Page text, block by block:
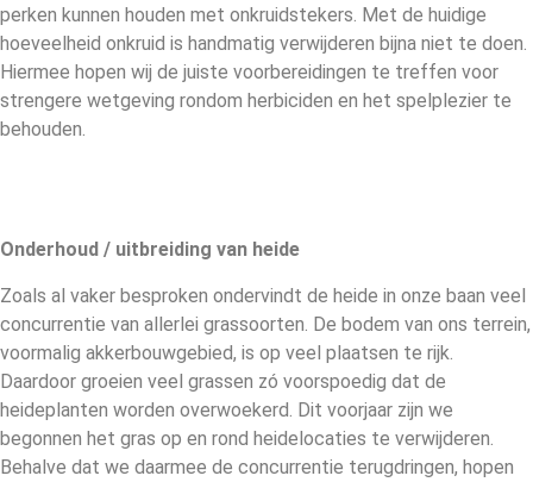
perken kunnen houden met onkruidstekers. Met de huidige
hoeveelheid onkruid is handmatig verwijderen bijna niet te doen.
Hiermee hopen wij de juiste voorbereidingen te treffen voor
strengere wetgeving rondom herbiciden en het spelplezier te
behouden.
Onderhoud / uitbreiding van heide
Zoals al vaker besproken ondervindt de heide in onze baan veel
concurrentie van allerlei grassoorten. De bodem van ons terrein,
voormalig akkerbouwgebied, is op veel plaatsen te rijk.
Daardoor groeien veel grassen zó voorspoedig dat de
heideplanten worden overwoekerd. Dit voorjaar zijn we
begonnen het gras op en rond heidelocaties te verwijderen.
Behalve dat we daarmee de concurrentie terugdringen, hopen